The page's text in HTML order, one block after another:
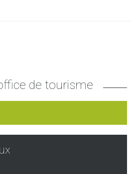
de tourisme